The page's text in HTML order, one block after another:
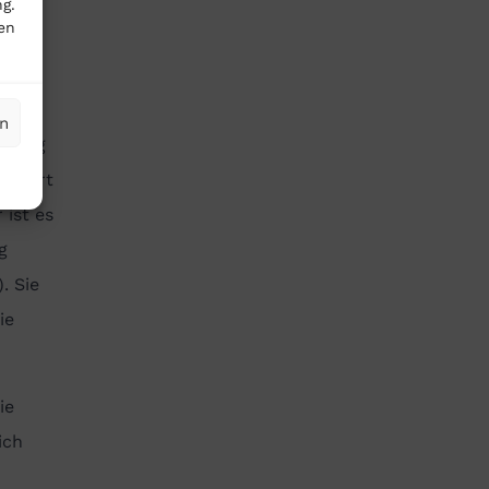
lang
ist es
Sie